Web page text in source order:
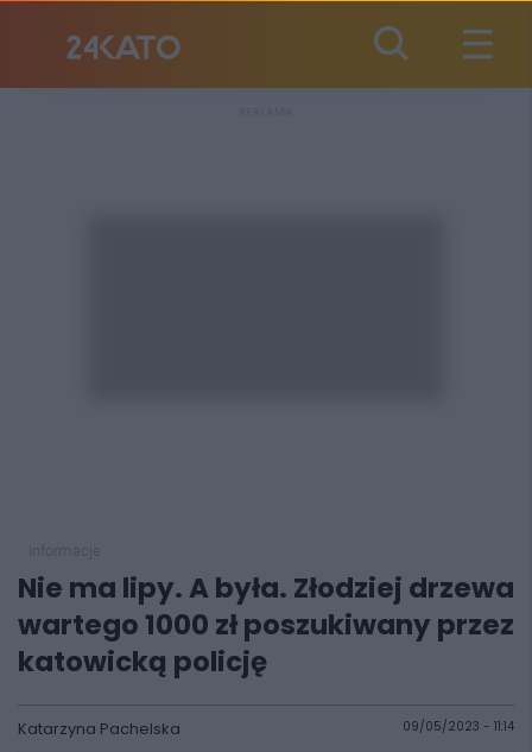
Nie ma lipy. A była. Złodziej drzewa
wartego 1000 zł poszukiwany przez
katowicką policję
Katarzyna Pachelska 09/05/2023 - 11:14